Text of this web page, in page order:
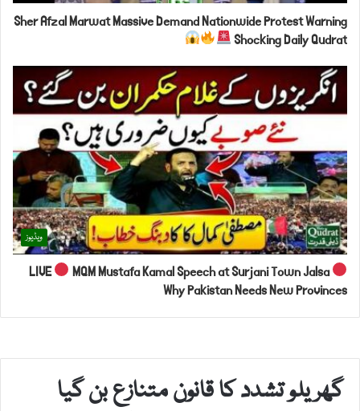
Sher Afzal Marwat Massive Demand Nationwide Protest Warning
Shocking Daily Qudrat
ویڈیوز
LIVE
MQM Mustafa Kamal Speech at Surjani Town Jalsa
Why Pakistan Needs New Provinces